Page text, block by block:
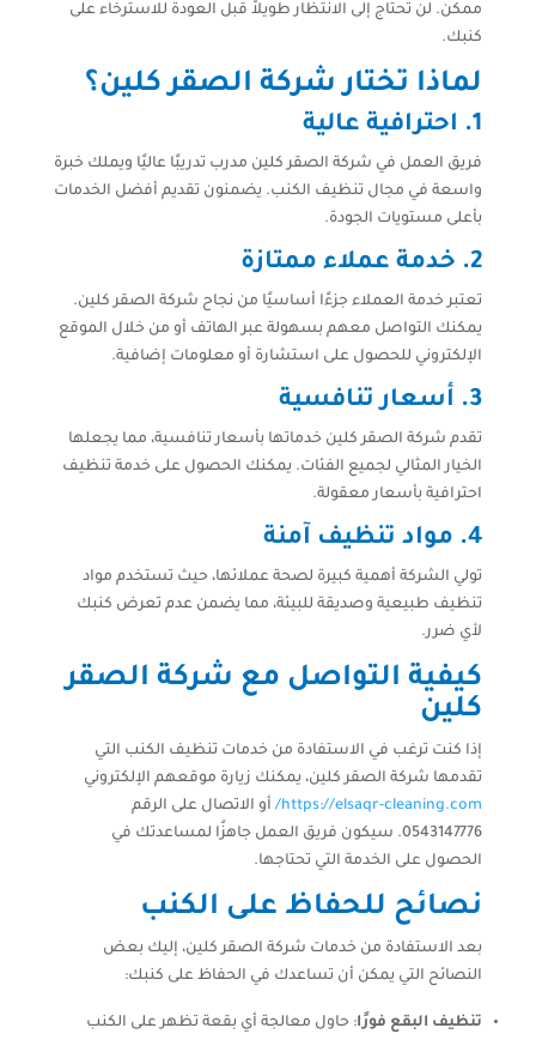
ممكن. لن تحتاج إلى الانتظار طويلاً قبل العودة للاسترخاء على
كنبك.
لماذا تختار شركة الصقر كلين؟
1. احترافية عالية
فريق العمل في شركة الصقر كلين مدرب تدريبًا عاليًا ويملك خبرة
واسعة في مجال تنظيف الكنب. يضمنون تقديم أفضل الخدمات
بأعلى مستويات الجودة.
2. خدمة عملاء ممتازة
تعتبر خدمة العملاء جزءًا أساسيًا من نجاح شركة الصقر كلين.
يمكنك التواصل معهم بسهولة عبر الهاتف أو من خلال الموقع
الإلكتروني للحصول على استشارة أو معلومات إضافية.
3. أسعار تنافسية
تقدم شركة الصقر كلين خدماتها بأسعار تنافسية، مما يجعلها
الخيار المثالي لجميع الفئات. يمكنك الحصول على خدمة تنظيف
احترافية بأسعار معقولة.
4. مواد تنظيف آمنة
تولي الشركة أهمية كبيرة لصحة عملائها، حيث تستخدم مواد
تنظيف طبيعية وصديقة للبيئة، مما يضمن عدم تعرض كنبك
لأي ضرر.
كيفية التواصل مع شركة الصقر
كلين
إذا كنت ترغب في الاستفادة من خدمات تنظيف الكنب التي
تقدمها شركة الصقر كلين، يمكنك زيارة موقعهم الإلكتروني
https://elsaqr-cleaning.com/ أو الاتصال على الرقم
0543147776. سيكون فريق العمل جاهزًا لمساعدتك في
الحصول على الخدمة التي تحتاجها.
نصائح للحفاظ على الكنب
بعد الاستفادة من خدمات شركة الصقر كلين، إليك بعض
النصائح التي يمكن أن تساعدك في الحفاظ على كنبك:
تنظيف البقع فورًا: حاول معالجة أي بقعة تظهر على الكنب